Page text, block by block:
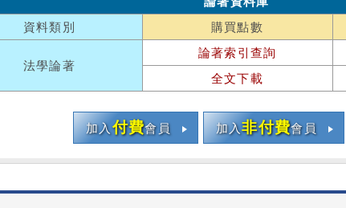
資料類別
購買點數
法學論著
論著索引查詢
全文下載
加入付費會員 加入非付費會員